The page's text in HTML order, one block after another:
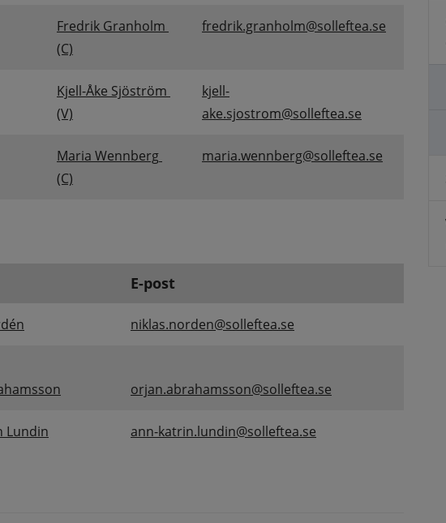
Fredrik Granholm
(C)
fredrik.granholm@solleftea.se
Kjell-Åke Sjöström
(V)
kjell-
ake.sjostrom@solleftea.se
Maria Wennberg
(C)
maria.wennberg@solleftea.se
E-post
niklas.norden@solleftea.se
orjan.abrahamsson@solleftea.se
Lundin ann-katrin.lundin@solleftea.se